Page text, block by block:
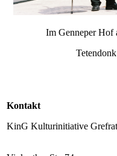
Im Genneper Hof
Kontakt
KinG Kulturinitiative